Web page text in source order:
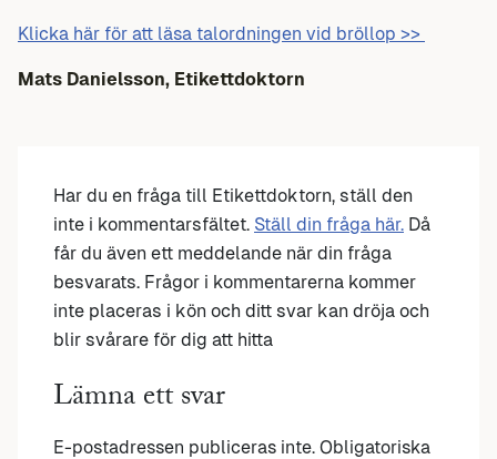
Klicka här för att läsa talordningen vid bröllop >>
Mats Danielsson, Etikettdoktorn
Har du en fråga till Etikettdoktorn, ställ den
inte i kommentarsfältet. Ställ din fråga här. Då
får du även ett meddelande när din fråga
besvarats. Frågor i kommentarerna kommer
inte placeras i kön och ditt svar kan dröja och
blir svårare för dig att hitta
Lämna ett svar
E-postadressen publiceras inte. Obligatoriska